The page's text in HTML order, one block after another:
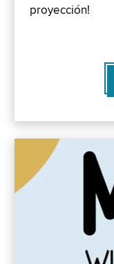
proyección!